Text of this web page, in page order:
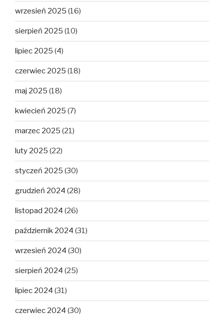
wrzesień 2025 (16)
sierpień 2025 (10)
lipiec 2025 (4)
czerwiec 2025 (18)
maj 2025 (18)
kwiecień 2025 (7)
marzec 2025 (21)
luty 2025 (22)
styczeń 2025 (30)
grudzień 2024 (28)
listopad 2024 (26)
październik 2024 (31)
wrzesień 2024 (30)
sierpień 2024 (25)
lipiec 2024 (31)
czerwiec 2024 (30)